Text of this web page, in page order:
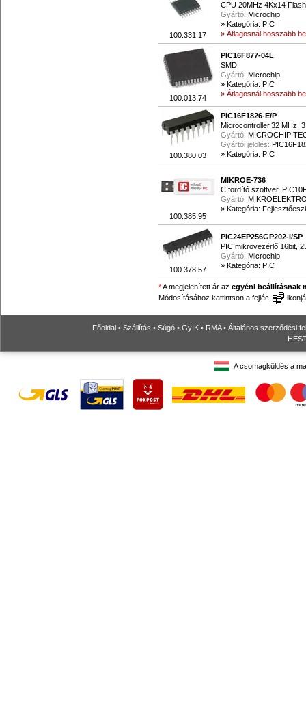
100.331.17
CPU 20MHz 4Kx14
Gyártó: Microchip
» Kategória: PIC
» Átlagosnál hosszabb
100.013.74
PIC16F877-04L
SMD
Gyártó: Microchip
» Kategória: PIC
» Átlagosnál hosszabb
100.380.03
PIC16F1826-E/P
Microcontroller,32 MHz,
Gyártó: MICROCHIP
Gyártói jelölés:
» Kategória: PIC
100.385.95
MIKROE-736
C fordító szoftver,
Gyártó:
» Kategória:
100.378.57
PIC24EP256GP202-I/SP
PIC mikrovezérlő 16bit,
Gyártó: Microchip
» Kategória: PIC
*A megjelenített ár az egyéni beállításnak
Módosításához kattintson a fejléc
Főoldal • Szállítás • Súgó • GyIK • RMA• Általános szerződési
A csomagküldés a